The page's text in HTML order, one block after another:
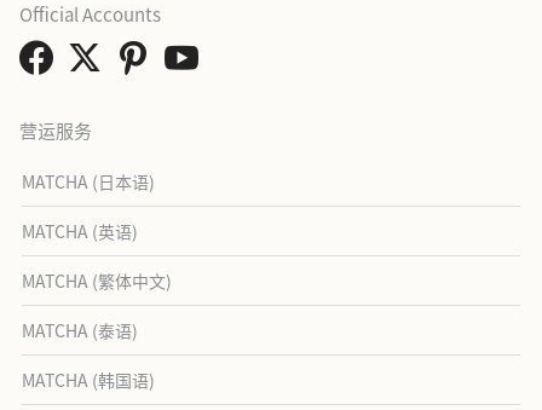
营运服务
MATCHA (日本语)
MATCHA (英语)
MATCHA (繁体中文)
MATCHA (泰语)
MATCHA (韩国语)
Official Accounts